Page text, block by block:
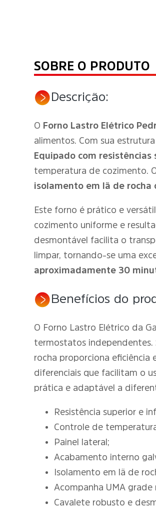
SOBRE O PRODUTO
Descrição:
O Forno Lastro Elétrico
alimentos. Com sua
Equipado com
temperatura de cozimento.
isolamento em lã de rocha
Este forno é prático e
cozimento uniforme e
desmontável facilita o
limpar, tornando-se uma
aproximadamente 30
Benefícios do
O Forno Lastro Elétrico da
termostatos independentes.
rocha proporciona eficiência
diferenciais que facilitam o
prática e adaptável a
Resistência superior e
Controle de
Painel lateral;
Acabamento interno
Isolamento em lã de
Acompanha UMA
Cavalete robusto e